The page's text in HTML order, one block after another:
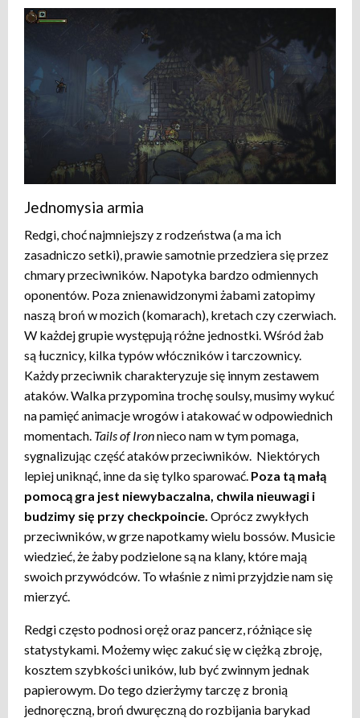
Jednomysia armia
Redgi, choć najmniejszy z rodzeństwa (a ma ich
zasadniczo setki), prawie samotnie przedziera się przez
chmary przeciwników. Napotyka bardzo odmiennych
oponentów. Poza znienawidzonymi żabami zatopimy
naszą broń w mozich (komarach), kretach czy czerwiach.
W każdej grupie występują różne jednostki. Wśród żab
są łucznicy, kilka typów włóczników i tarczownicy.
Każdy przeciwnik charakteryzuje się innym zestawem
ataków. Walka przypomina trochę soulsy, musimy wykuć
na pamięć animacje wrogów i atakować w odpowiednich
momentach. Tails of Ironnieco nam w tym pomaga,
sygnalizując część ataków przeciwników. Niektórych
lepiej uniknąć, inne da się tylko sparować. Poza tą małą
pomocą gra jest niewybaczalna, chwila nieuwagi i
budzimy się przy checkpoincie. Oprócz zwykłych
przeciwników, w grze napotkamy wielu bossów. Musicie
wiedzieć, że żaby podzielone są na klany, które mają
swoich przywódców. To właśnie z nimi przyjdzie nam się
mierzyć.
Redgi często podnosi oręż oraz pancerz, różniące się
statystykami. Możemy więc zakuć się w ciężką zbroję,
kosztem szybkości uników, lub być zwinnym jednak
papierowym. Do tego dzierżymy tarczę z bronią
jednoręczną, broń dwuręczną do rozbijania barykad